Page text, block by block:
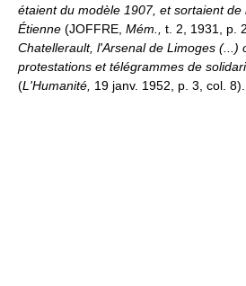
étaient du modèle 1907, et sortaient
Étienne (JOFFRE, Mém., t. 2, 1931, p.
Chatellerault, l'Arsenal de Limoges (...)
protestations et télégrammes de
(L'Humanité, 19 janv. 1952, p. 3, col. 8).